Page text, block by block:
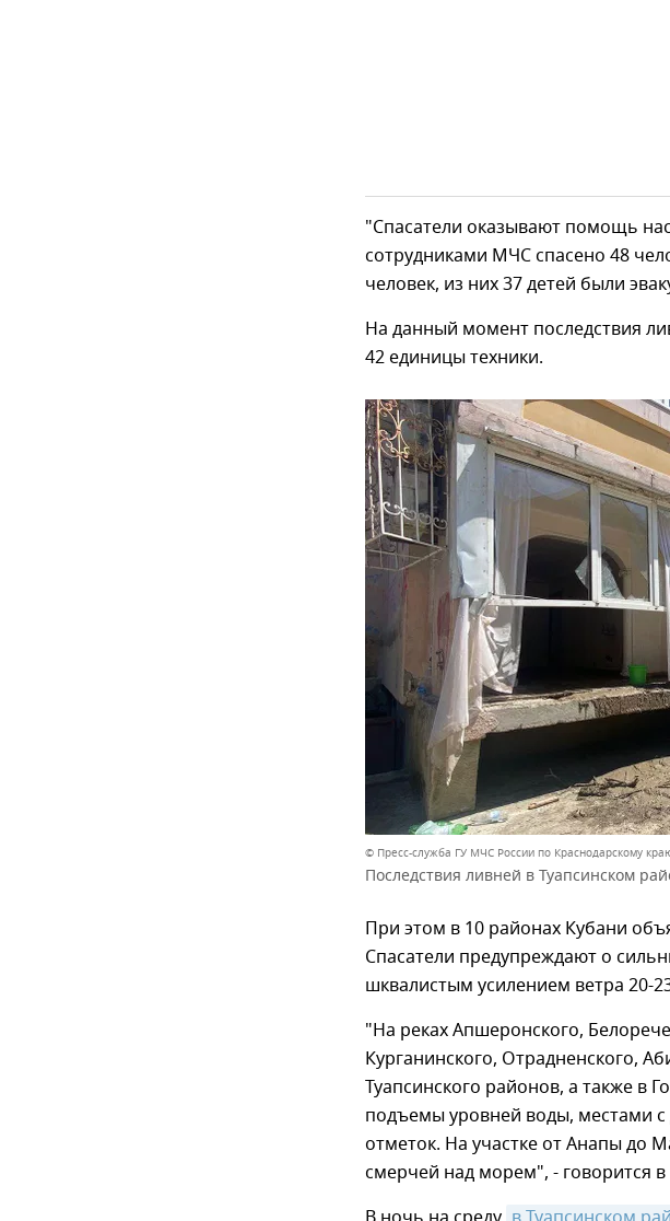
"Спасатели оказывают помощь
сотрудниками МЧС спасено 48
человек, из них 37 детей были
На данный момент последствия
42 единицы техники.
© Пресс-служба ГУ МЧС России по Краснодарскому
Последствия ливней в Туапсинском
При этом в 10 районах Кубани
Спасатели предупреждают о
шквалистым усилением ветра 20-
"На реках Апшеронского,
Курганинского, Отрадненского,
Туапсинского районов, а также в
подъемы уровней воды, местами
отметок. На участке от Анапы до
смерчей над морем", - говорится